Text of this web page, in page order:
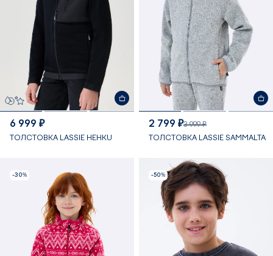
6 999 ₽
ТОЛСТОВКА LASSIE HEHKU
2 799 ₽3 999 ₽
ТОЛСТОВКА LASSIE SAMMALTA
-30% -50%